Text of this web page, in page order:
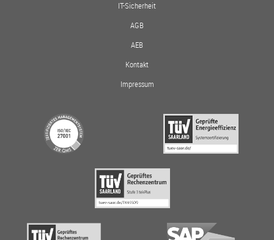
IT-Sicherheit
AGB
AEB
Kontakt
Impressum